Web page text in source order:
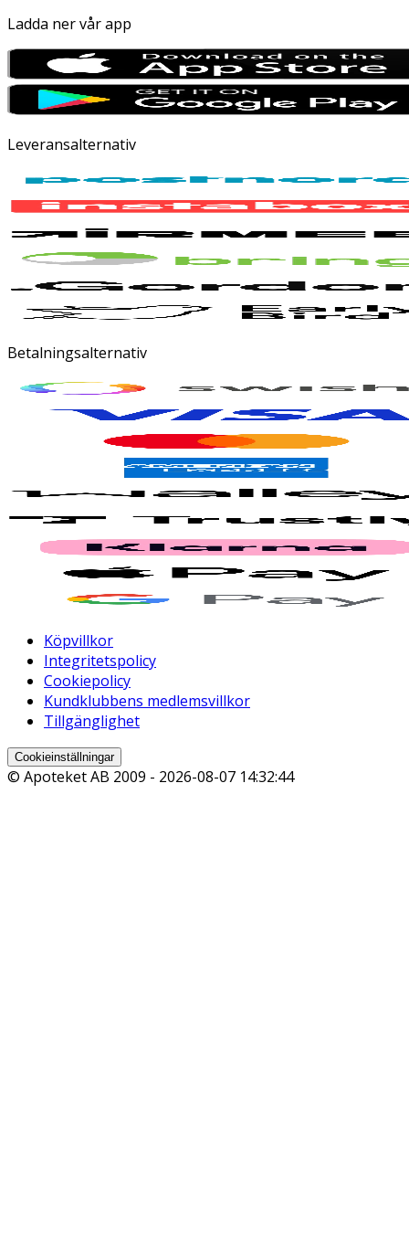
Ladda ner vår app
Leveransalternativ
Betalningsalternativ
Köpvillkor
Integritetspolicy
Cookiepolicy
Kundklubbens medlemsvillkor
Tillgänglighet
Cookieinställningar
© Apoteket AB 2009 - 2026-08-07 14:32:44